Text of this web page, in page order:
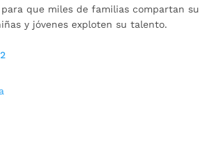
que miles de familias compartan su
y jóvenes exploten su talento.